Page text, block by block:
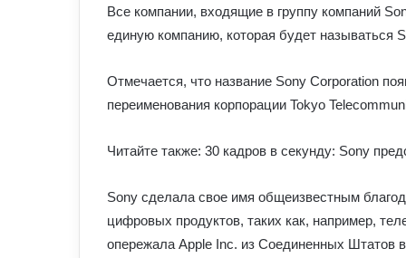
Все компании, входящие в группу компаний
единую компанию, которая будет называться
Отмечается, что название Sony Corporation
переименования корпорации Tokyo
Читайте также: 30 кадров в секунду: Sony
Sony сделала свое имя общеизвестным
цифровых продуктов, таких как, например,
опережала Apple Inc. из Соединенных Штатов